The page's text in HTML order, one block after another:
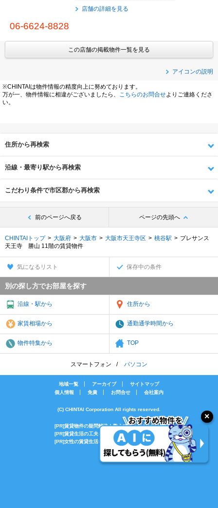
店舗の詳細を見る
06-6624-8828
この店舗の掲載物件一覧を見る
アイコンの説明
※CHINTAIは物件情報の精度向上に努めております。
万が一、物件情報に相違がございましたら、 こちらのお問合せよりご連絡くださ
い。
住所から再検索
沿線・最寄り駅から再検索
こだわり条件で市区郡から再検索
前のページへ戻る ページの先頭へ
CHINTAIトップ 大阪府 大阪市 大阪市天王寺区 桃谷駅
プレサンス
天王寺 勝山 11階の賃貸物件
気になるリスト 保存中の条件
別の探し方でお部屋を探す
沿線・駅から 住所から
家賃相場から 通勤通学時間から
物件特集から TOP
スマートフォン パソコン
地域一覧 アーカイブ
サイトマップ
個人情報
免責 お問合せ 会社案内
(C) CHINTAI Corporation All rights reserved.
[PR]賃貸物件の疑問解決！教えてエイブルAGENT
[PR]賃貸生活の工夫を紹介！CHINTAI情報局
[PR]女性の賃貸生活を応援！Woman.CHINTAI